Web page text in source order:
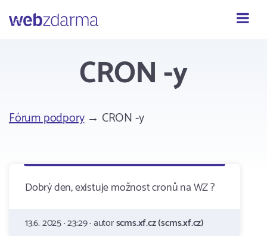
Webzdarma
CRON -y
Fórum podpory→ CRON -y
Dobrý den, existuje možnost cronů na WZ ?
13.6. 2025 · 23:29 · autorscms.xf.cz (scms.xf.cz)